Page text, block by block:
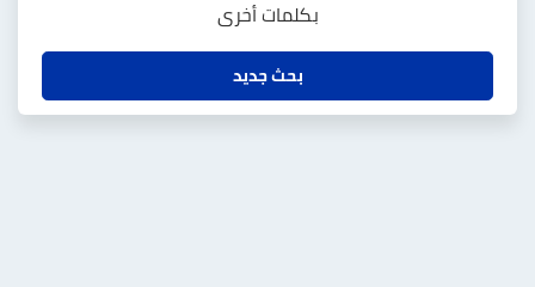
بكلمات أخرى
بحث جديد